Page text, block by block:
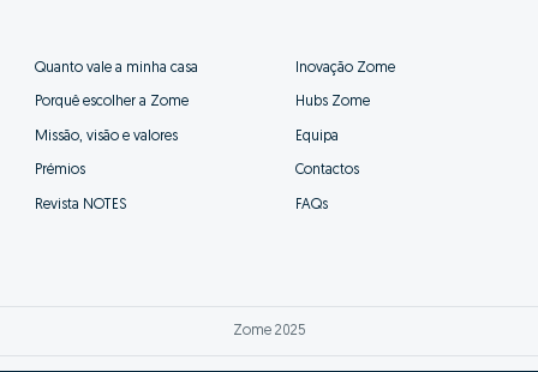
Quanto vale a minha casa
Porquê escolher a Zome
Missão, visão e valores
Prémios
Revista NOTES
Inovação Zome
Hubs Zome
Equipa
Contactos
FAQs
Zome 2025